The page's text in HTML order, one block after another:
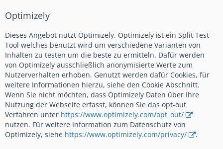
Optimizely
Dieses Angebot nutzt Optimizely. Optimizely ist ein Split Test
Tool welches benutzt wird um verschiedene Varianten von
Inhalten zu testen um die beste zu ermitteln. Dafür werden
von Optimizely ausschließlich anonymisierte Werte zum
Nutzerverhalten erhoben. Genutzt werden dafür Cookies, für
weitere Informationen hierzu, siehe den Cookie Abschnitt.
Wenn Sie nicht möchten, dass Optimizely Daten über Ihre
Nutzung der Webseite erfasst, können Sie das opt-out
Verfahren unter https://www.optimizely.com/opt_out/
nutzen. Für weitere Information zum Datenschutz von
Optimizely, siehe https://www.optimizely.com/privacy/ .